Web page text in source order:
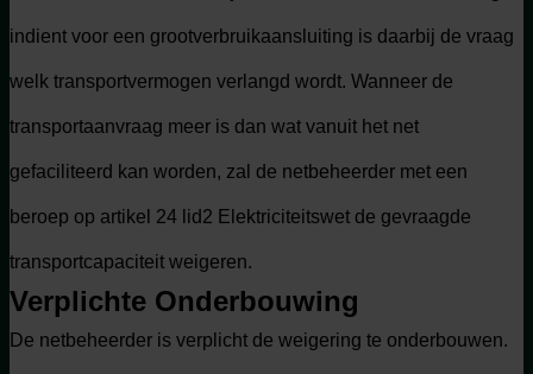
indient voor een grootverbruikaansluiting is daarbij de vraag
welk transportvermogen verlangd wordt. Wanneer de
transportaanvraag meer is dan wat vanuit het net
gefaciliteerd kan worden, zal de netbeheerder met een
beroep op artikel 24 lid2 Elektriciteitswet de gevraagde
transportcapaciteit weigeren.
Verplichte Onderbouwing
De netbeheerder is verplicht de weigering te onderbouwen.